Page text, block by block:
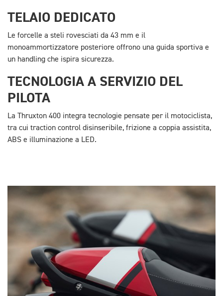
TELAIO DEDICATO
Le forcelle a steli rovesciati da 43 mm e il
monoammortizzatore posteriore offrono una guida sportiva e
un handling che ispira sicurezza.
TECNOLOGIA A SERVIZIO DEL
PILOTA
La Thruxton 400 integra tecnologie pensate per il motociclista,
tra cui traction control disinseribile, frizione a coppia assistita,
ABS e illuminazione a LED.